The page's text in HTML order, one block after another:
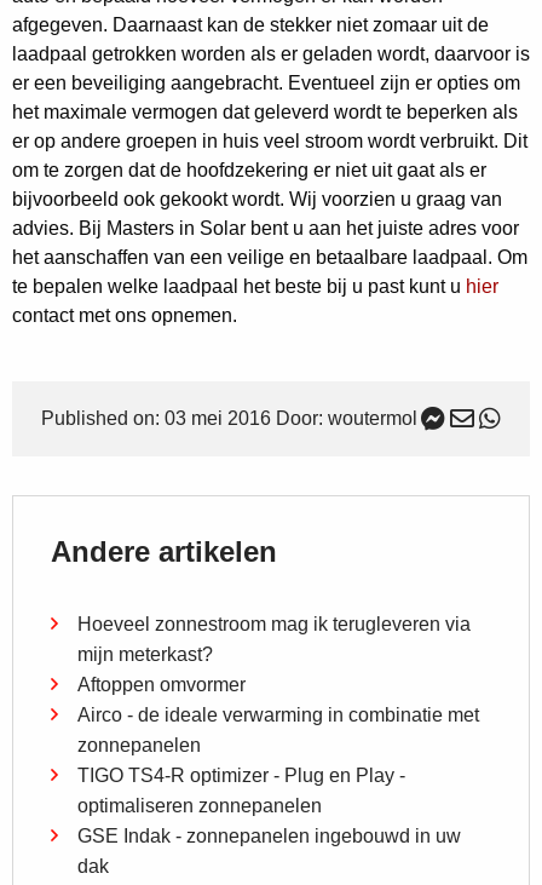
afgegeven. Daarnaast kan de stekker niet zomaar uit de
laadpaal getrokken worden als er geladen wordt, daarvoor is
er een beveiliging aangebracht. Eventueel zijn er opties om
het maximale vermogen dat geleverd wordt te beperken als
er op andere groepen in huis veel stroom wordt verbruikt. Dit
om te zorgen dat de hoofdzekering er niet uit gaat als er
bijvoorbeeld ook gekookt wordt. Wij voorzien u graag van
advies. Bij Masters in Solar bent u aan het juiste adres voor
het aanschaffen van een veilige en betaalbare laadpaal. Om
te bepalen welke laadpaal het beste bij u past kunt u hier
contact met ons opnemen.
Published on: 03 mei 2016 Door: woutermol
Andere artikelen
Hoeveel zonnestroom mag ik terugleveren via
mijn meterkast?
Aftoppen omvormer
Airco - de ideale verwarming in combinatie met
zonnepanelen
TIGO TS4-R optimizer - Plug en Play -
optimaliseren zonnepanelen
GSE Indak - zonnepanelen ingebouwd in uw
dak